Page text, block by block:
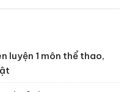
luyện 1 môn thể thao,